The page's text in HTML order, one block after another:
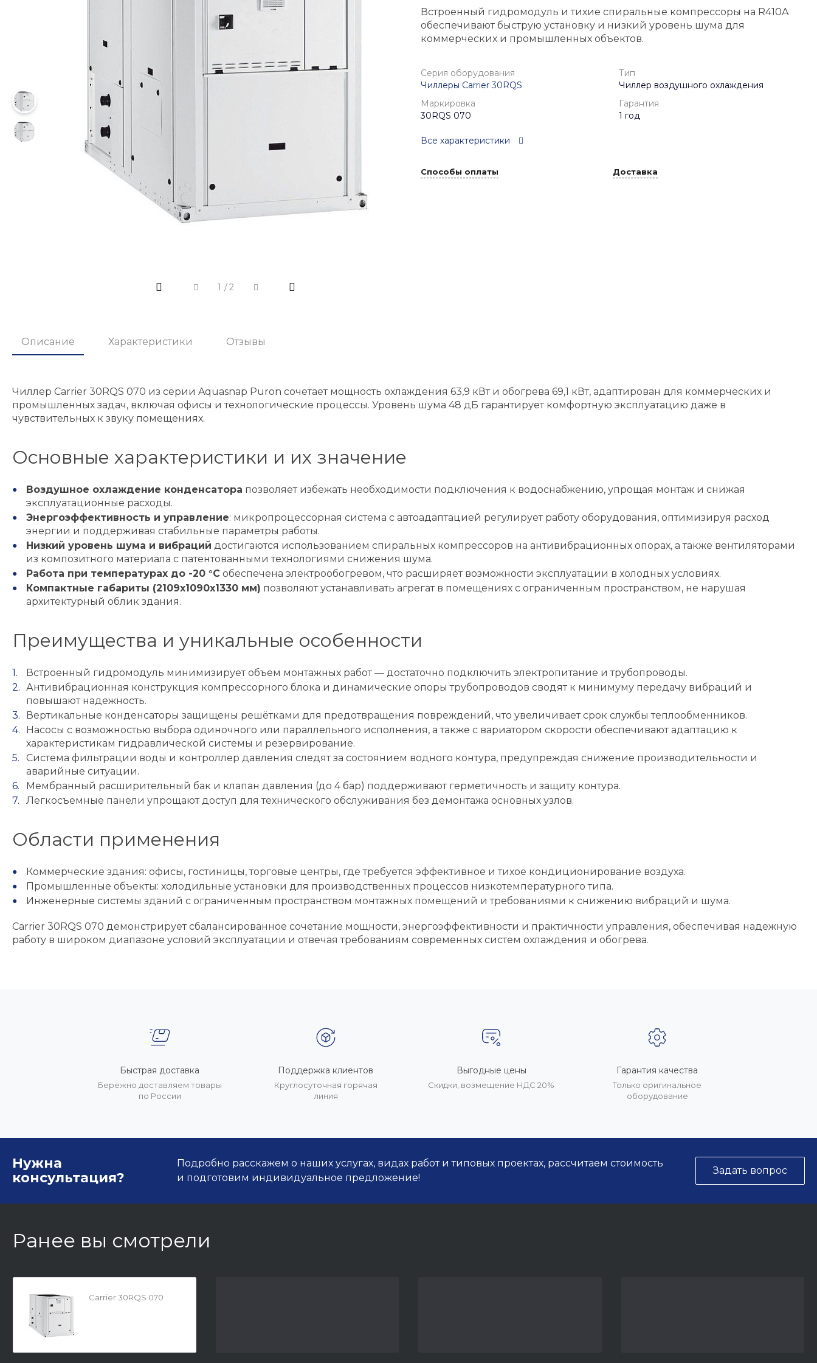
1 /2
Встроенный гидромодуль и тихие спиральные компрессоры на R410A
обеспечивают быструю установку и низкий уровень шума для
коммерческих и промышленных объектов.
Серия оборудования
Чиллеры Carrier 30RQS
Тип
Чиллер воздушного охлаждения
Маркировка
30RQS 070
Гарантия
1 год
Все характеристики
Способы оплаты Доставка
Описание Характеристики Отзывы
Чиллер Carrier 30RQS 070 из серии Aquasnap Puron сочетает мощность охлаждения 63,9 кВт и обогрева 69,1 кВт, адаптирован для коммерческих и
промышленных задач, включая офисы и технологические процессы. Уровень шума 48 дБ гарантирует комфортную эксплуатацию даже в
чувствительных к звуку помещениях.
Основные характеристики и их значение
Воздушное охлаждение конденсатора позволяет избежать необходимости подключения к водоснабжению, упрощая монтаж и снижая
эксплуатационные расходы.
Энергоэффективность и управление: микропроцессорная система с автоадаптацией регулирует работу оборудования, оптимизируя расход
энергии и поддерживая стабильные параметры работы.
Низкий уровень шума и вибраций достигаются использованием спиральных компрессоров на антивибрационных опорах, а также вентиляторами
из композитного материала с патентованными технологиями снижения шума.
Работа при температурах до -20 °Cобеспечена электрообогревом, что расширяет возможности эксплуатации в холодных условиях.
Компактные габариты (2109x1090x1330 мм) позволяют устанавливать агрегат в помещениях с ограниченным пространством, не нарушая
архитектурный облик здания.
Преимущества и уникальные особенности
Встроенный гидромодуль минимизирует объем монтажных работ — достаточно подключить электропитание и трубопроводы.
Антивибрационная конструкция компрессорного блока и динамические опоры трубопроводов сводят к минимуму передачу вибраций и
повышают надежность.
Вертикальные конденсаторы защищены решётками для предотвращения повреждений, что увеличивает срок службы теплообменников.
Насосы с возможностью выбора одиночного или параллельного исполнения, а также с вариатором скорости обеспечивают адаптацию к
характеристикам гидравлической системы и резервирование.
Система фильтрации воды и контроллер давления следят за состоянием водного контура, предупреждая снижение производительности и
аварийные ситуации.
Мембранный расширительный бак и клапан давления (до 4 бар) поддерживают герметичность и защиту контура.
Легкосъемные панели упрощают доступ для технического обслуживания без демонтажа основных узлов.
Области применения
Коммерческие здания: офисы, гостиницы, торговые центры, где требуется эффективное и тихое кондиционирование воздуха.
Промышленные объекты: холодильные установки для производственных процессов низкотемпературного типа.
Инженерные системы зданий с ограниченным пространством монтажных помещений и требованиями к снижению вибраций и шума.
Carrier 30RQS 070 демонстрирует сбалансированное сочетание мощности, энергоэффективности и практичности управления, обеспечивая надежную
работу в широком диапазоне условий эксплуатации и отвечая требованиям современных систем охлаждения и обогрева.
Быстрая доставка
Бережно доставляем товары
по России
Поддержка клиентов
Круглосуточная горячая
линия
Выгодные цены
Скидки, возмещение НДС 20%
Гарантия качества
Только оригинальное
оборудование
Нужна
консультация?
Подробно расскажем о наших услугах, видах работ и типовых проектах, рассчитаем стоимость
и подготовим индивидуальное предложение!
Задать вопрос
Ранее вы смотрели
Carrier 30RQS 070